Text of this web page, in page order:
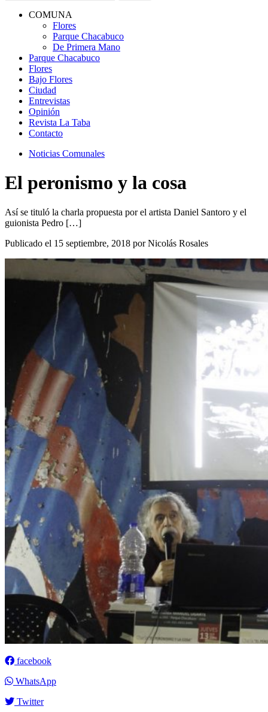
COMUNA
Flores
Parque Chacabuco
De Primera Mano
Parque Chacabuco
Flores
Bajo Flores
Ciudad
Entrevistas
Opinión
Revista La Taba
Contacto
Noticias Comunales
El peronismo y la cosa
Así se tituló la charla propuesta por el artista Daniel Santoro y el
guionista Pedro […]
Publicado el 15 septiembre, 2018 por Nicolás Rosales
facebook
WhatsApp
Twitter